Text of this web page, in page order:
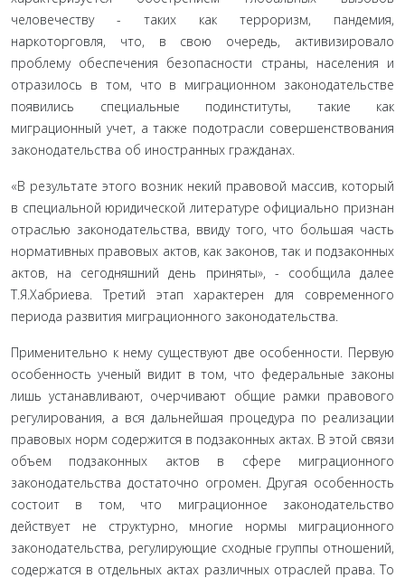
человечеству - таких как терроризм, пандемия,
наркоторговля, что, в свою очередь, ак­тивизировало
проблему обеспечения безопасности страны, населения и
отразилось в том, что в миграци­онном законодательстве
появились специальные по­динституты, такие как
миграционный учет, а также подотрасли совершенствования
законодательства об иностранных гражданах.
«В результате этого возник некий правовой мас­сив, который
в специальной юридической литерату­ре официально признан
отраслью законодательства, ввиду того, что большая часть
нормативных право­вых актов, как законов, так и подзаконных
актов, на сегодняшний день приняты», - сообщила далее
Т.Я.Хабриева. Третий этап характерен для современ­ного
периода развития миграционного законода­тельства.
Применительно к нему существуют две особен­ности. Первую
особенность ученый видит в том, что федеральные законы
лишь устанавливают, очерчи­вают общие рамки правового
регулирования, а вся дальнейшая процедура по реализации
правовых норм содержится в подзаконных актах. В этой связи
объем подзаконных актов в сфере миграционного
законодательства достаточно огромен. Другая осо­бенность
состоит в том, что миграционное законо­дательство
действует не структурно, многие нормы миграционного
законодательства, регулирующие сходные группы отношений,
содержатся в отдельных актах различных отраслей права. То